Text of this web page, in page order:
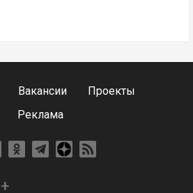
Вакансии
Проекты
Реклама